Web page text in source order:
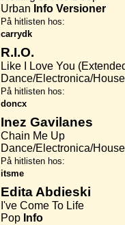
Urban Info Versioner
På hitlisten hos:
carrydk
R.I.O.
Like I Love You
Dance/Electronica/House
På hitlisten hos:
doncx
Inez Gavilanes
Chain Me Up
Dance/Electronica/House
På hitlisten hos:
itsme
Edita Abdieski
I've Come To Life
Pop Info